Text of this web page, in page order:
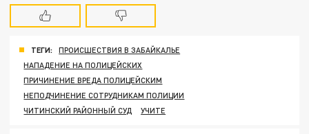
ТЕГИ:
ПРОИСШЕСТВИЯ В ЗАБАЙКАЛЬЕ
НАПАДЕНИЕ НА ПОЛИЦЕЙСКИХ
ПРИЧИНЕНИЕ ВРЕДА ПОЛИЦЕЙСКИМ
НЕПОДЧИНЕНИЕ СОТРУДНИКАМ ПОЛИЦИИ
ЧИТИНСКИЙ РАЙОННЫЙ СУД
УЧИТЕ